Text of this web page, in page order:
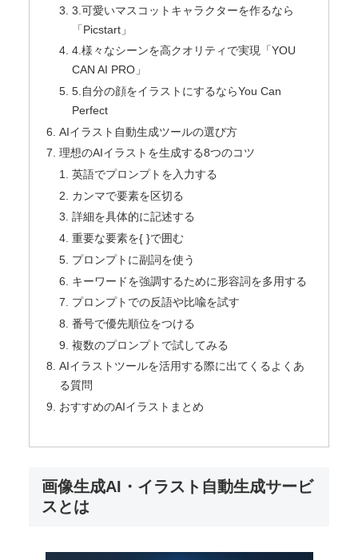
3.可愛いマスコットキャラクターを作るなら
「Picstart」
4.様々なシーンを高クオリティで実現「YOU
CAN AI PRO」
5.自分の顔をイラストにするならYou Can
Perfect
AIイラスト自動生成ツールの選び方
理想のAIイラストを生成する8つのコツ
英語でプロンプトを入力する
カンマで要素を区切る​
詳細を具体的に記述する​
重要な要素を{ }で囲む​
プロンプトに副詞を使う
キーワードを強調するために形容詞を多用する
プロンプトでの反語や比喩を試す
番号で優先順位をつける
複数のプロンプトで試してみる
AIイラストツールを活用する際に出てくるよくあ
る質問
おすすめのAIイラストまとめ
画像生成AI・イラスト自動生成サービ
スとは